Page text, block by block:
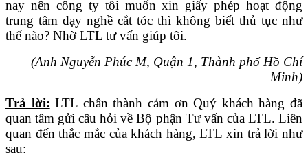
nay nên công ty tôi muốn xin giấy phép hoạt động
trung tâm dạy nghề cắt tóc thì không biết thủ tục như
thế nào? Nhờ LTL tư vấn giúp tôi.
(Anh Nguyễn Phúc M, Quận 1, Thành phố Hồ Chí
Minh)
Trả lời: LTL chân thành cảm ơn Quý khách hàng đã
quan tâm gửi câu hỏi về Bộ phận Tư vấn của LTL. Liên
quan đến thắc mắc của khách hàng, LTL xin trả lời như
sau: